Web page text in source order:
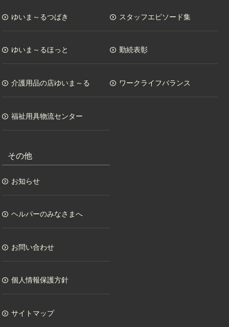
ゆいま～るつばき
ゆいま～るほっと
介護用品の店ゆいま～る
福祉用具物流センター
スタッフエピソード集
勤続表彰
ワークライフバランス
その他
お知らせ
ヘルパーのみなさまへ
お問い合わせ
個人情報保護方針
サイトマップ